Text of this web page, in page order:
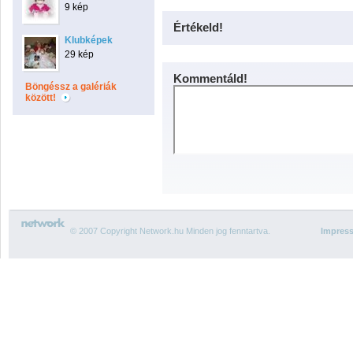
9 kép
Klubképek
29 kép
Böngéssz a galériák
között!
Értékeld!
Kommentáld!
© 2007 Copyright Network.hu Minden jog fenntartva.